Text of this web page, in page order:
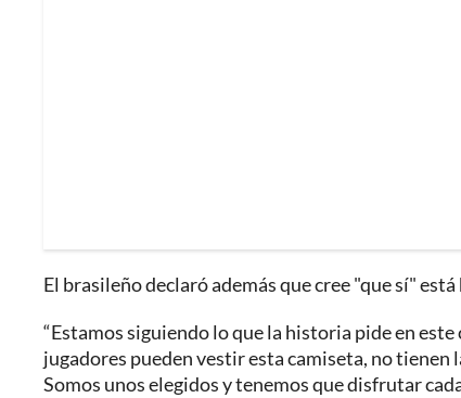
El brasileño declaró además que cree "que sí"
“Estamos siguiendo lo que la historia pide en
jugadores pueden vestir esta camiseta, no
Somos unos elegidos y tenemos que disfrutar